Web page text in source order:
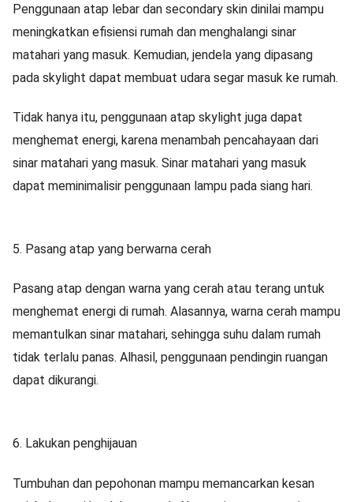
Penggunaan atap lebar dan secondary skin dinilai mampu
meningkatkan efisiensi rumah dan menghalangi sinar
matahari yang masuk. Kemudian, jendela yang dipasang
pada skylight dapat membuat udara segar masuk ke rumah.
Tidak hanya itu, penggunaan atap skylight juga dapat
menghemat energi, karena menambah pencahayaan dari
sinar matahari yang masuk. Sinar matahari yang masuk
dapat meminimalisir penggunaan lampu pada siang hari.
5. Pasang atap yang berwarna cerah
Pasang atap dengan warna yang cerah atau terang untuk
menghemat energi di rumah. Alasannya, warna cerah mampu
memantulkan sinar matahari, sehingga suhu dalam rumah
tidak terlalu panas. Alhasil, penggunaan pendingin ruangan
dapat dikurangi.
6. Lakukan penghijauan
Tumbuhan dan pepohonan mampu memancarkan kesan